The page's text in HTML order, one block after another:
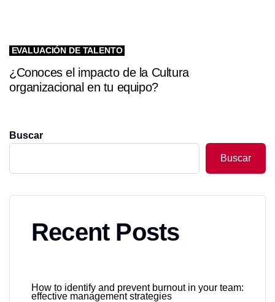
EVALUACIÓN DE TALENTO
¿Conoces el impacto de la Cultura
organizacional en tu equipo?
Buscar
Buscar
Recent Posts
How to identify and prevent burnout in your team:
effective management strategies